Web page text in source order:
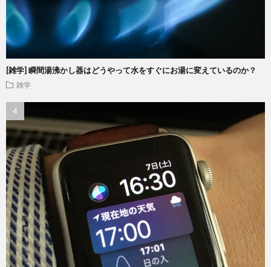
[雑学] 瞬間湯沸かし器はどうやって水をすぐにお湯に変えているのか？
雑学